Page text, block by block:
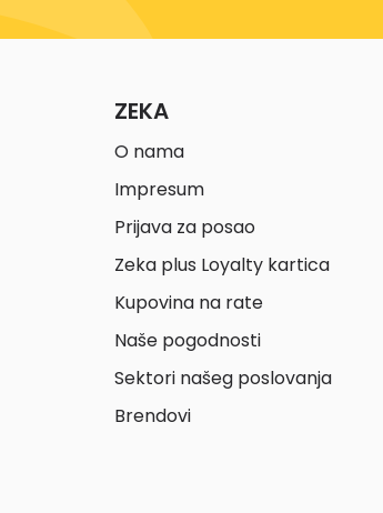
ZEKA
O nama
Impresum
Prijava za posao
Zeka plus Loyalty kartica
Kupovina na rate
Naše pogodnosti
Sektori našeg poslovanja
Brendovi